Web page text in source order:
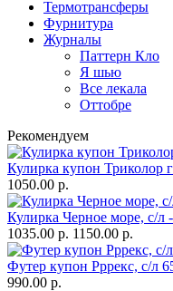
Термотрансферы
Фурнитура
Журналы
Паттерн Кло
Я шью
Все лекала
Оттобре
Рекомендуем
Кулирка купон Триколор
1050.00 р.
Кулирка Черное море, с/л
1035.00 р. 1150.00 р.
Футер купон Рррекс, с/л
990.00 р.